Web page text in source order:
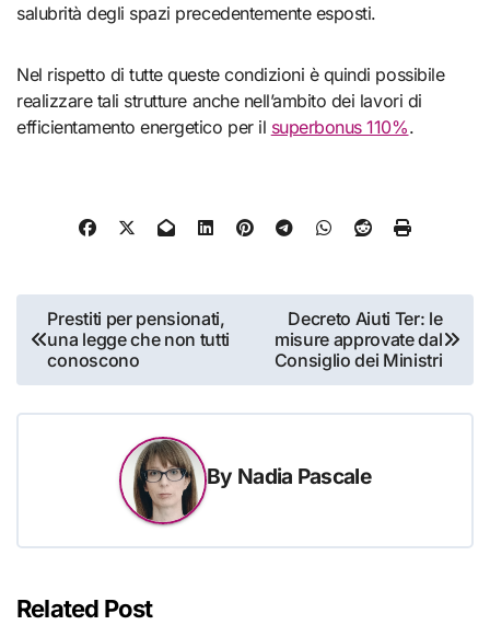
salubrità degli spazi precedentemente esposti.
Nel rispetto di tutte queste condizioni è quindi possibile
realizzare tali strutture anche nell’ambito dei lavori di
efficientamento energetico per il superbonus 110%.
Navigazione
articoli
Prestiti per pensionati,
una legge che non tutti
conoscono
Decreto Aiuti Ter: le
misure approvate dal
Consiglio dei Ministri
By Nadia Pascale
Related Post